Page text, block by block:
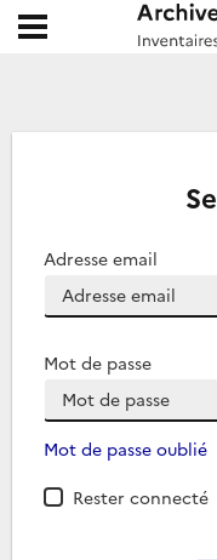
Archives
Ouvrir le menu
Adresse email
Mot de passe
Mot de passe oublié
Rester connecté